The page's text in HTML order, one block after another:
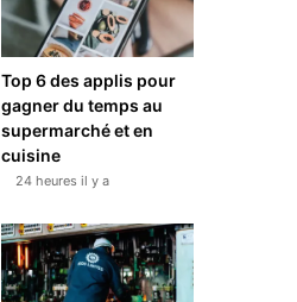
Top 6 des applis pour
gagner du temps au
supermarché et en
cuisine
24 heures il y a